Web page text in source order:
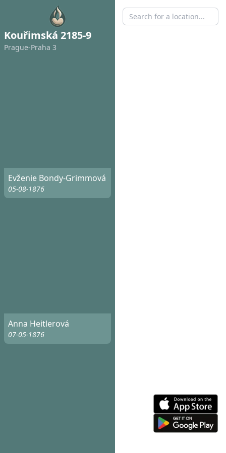
Kouřimská 2185-9
Prague-Praha 3
Evženie Bondy-Grimmová
05-08-1876
Anna Heitlerová
07-05-1876